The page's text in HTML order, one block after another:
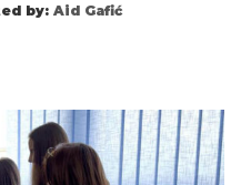
by: Aid Gafić